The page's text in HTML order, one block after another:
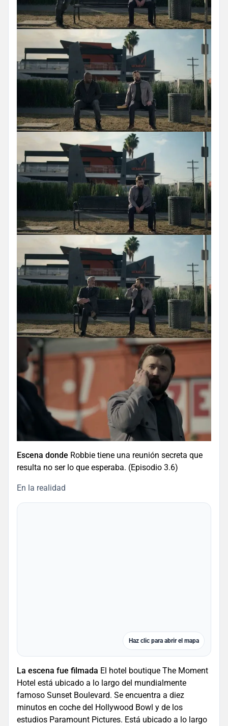
Escena donde Robbie tiene una reunión secreta que
resulta no ser lo que esperaba. (Episodio 3.6)
En la realidad
Haz clic para abrir el mapa
La escena fue filmada El hotel boutique The Moment
Hotel está ubicado a lo largo del mundialmente
famoso Sunset Boulevard. Se encuentra a diez
minutos en coche del Hollywood Bowl y de los
estudios Paramount Pictures. Está ubicado a lo largo